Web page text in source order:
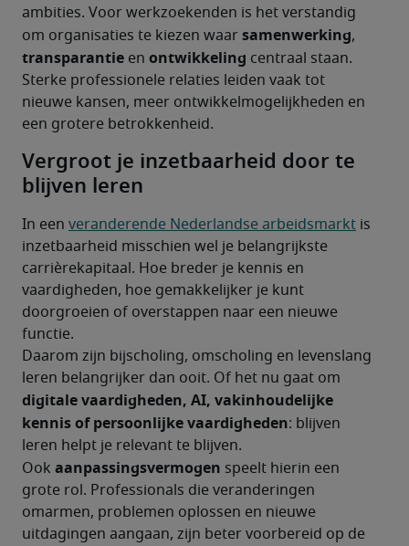
ambities. Voor werkzoekenden is het verstandig
om organisaties te kiezen waar samenwerking
transparantie en ontwikkeling centraal staan.
Sterke professionele relaties leiden vaak tot
nieuwe kansen, meer ontwikkelmogelijkheden en
een grotere betrokkenheid.
Vergroot je inzetbaarheid door te
blijven leren
In een veranderende Nederlandse arbeidsmarkt is
inzetbaarheid misschien wel je belangrijkste
carrièrekapitaal. Hoe breder je kennis en
vaardigheden, hoe gemakkelijker je kunt
doorgroeien of overstappen naar een nieuwe
functie.
Daarom zijn bijscholing, omscholing en levenslang
digitale vaardigheden, AI, vakinhoudelijke
kennis of persoonlijke vaardigheden: blijven
leren helpt je relevant te blijven.
Ook aanpassingsvermogen speelt hierin een
grote rol. Professionals die veranderingen
omarmen, problemen oplossen en nieuwe
uitdagingen aangaan, zijn beter voorbereid op de